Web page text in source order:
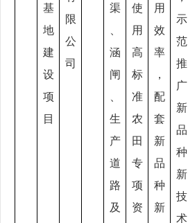
基
地
建
设
项
目
限
公
司
渠
涵
闸
生
产
道
路
及
使
用
高
标
准
农
田
专
项
资
用
效
率
，
配
套
新
品
种
新
示
范
推
广
新
品
种
新
技
术